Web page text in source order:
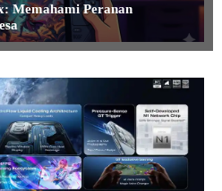
Memahami Peranan